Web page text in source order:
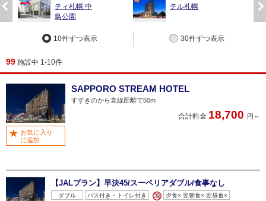
へ
へ
ティ札幌 中
島公園
テル札幌
10件ずつ表示 30件ずつ表示
99 施設中 1-10件
SAPPORO STREAM HOTEL
すすきのから直線距離で50m
合計料金 18,700 円～
お気に入り
に追加
【JALプラン】早決45/スーペリアダブル/食事なし
ダブル バス付き・トイレ付き 夕食× 翌朝食× 翌昼食×